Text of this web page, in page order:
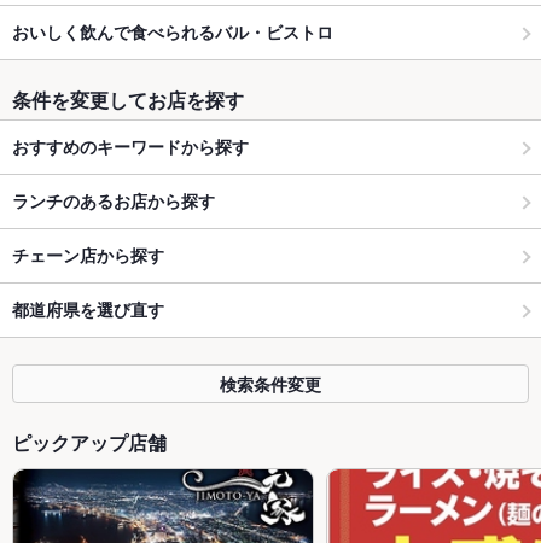
おいしく飲んで食べられるバル・ビストロ
条件を変更してお店を探す
おすすめのキーワードから探す
ランチのあるお店から探す
チェーン店から探す
都道府県を選び直す
検索条件変更
ピックアップ店舗